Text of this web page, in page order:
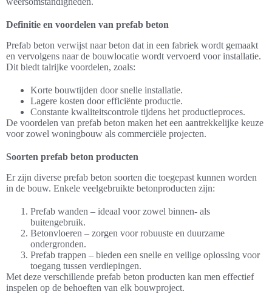
Definitie en voordelen van prefab beton
Prefab beton verwijst naar beton dat in een fabriek wordt gemaakt
en vervolgens naar de bouwlocatie wordt vervoerd voor installatie.
Dit biedt talrijke voordelen, zoals:
Korte bouwtijden door snelle installatie.
Lagere kosten door efficiënte productie.
Constante kwaliteitscontrole tijdens het productieproces.
De voordelen van prefab beton maken het een aantrekkelijke keuze
voor zowel woningbouw als commerciële projecten.
Soorten prefab beton producten
Er zijn diverse prefab beton soorten die toegepast kunnen worden
in de bouw. Enkele veelgebruikte betonproducten zijn:
Prefab wanden – ideaal voor zowel binnen- als
buitengebruik.
Betonvloeren – zorgen voor robuuste en duurzame
ondergronden.
Prefab trappen – bieden een snelle en veilige oplossing voor
toegang tussen verdiepingen.
Met deze verschillende prefab beton producten kan men effectief
inspelen op de behoeften van elk bouwproject.